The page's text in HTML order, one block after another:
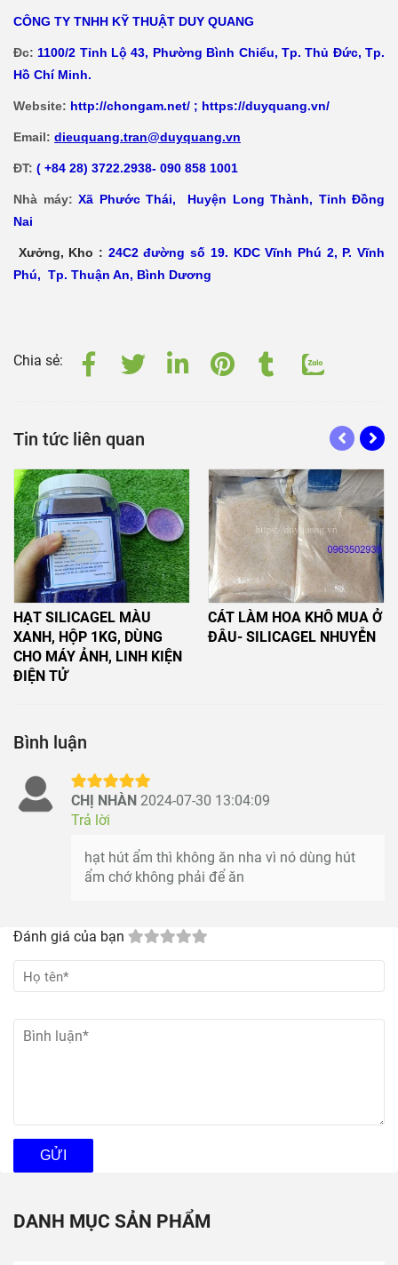
CÔNG TY TNHH KỸ THUẬT DUY QUANG
Đc: 1100/2 Tỉnh Lộ 43, Phường Bình Chiểu, Tp. Thủ Đức, Tp.
Hồ Chí Minh.
Website: http://chongam.net/ ; https://duyquang.vn/
Email: dieuquang.tran@duyquang.vn
ĐT: ( +84 28) 3722.2938- 090 858 1001
Nhà máy: Xã Phước Thái, Huyện Long Thành, Tỉnh Đồng
Nai
Xưởng, Kho : 24C2 đường số 19. KDC Vĩnh Phú 2, P. Vĩnh
Phú, Tp. Thuận An, Bình Dương
Chia sẻ:
Tin tức liên quan
HẠT SILICAGEL MÀU
XANH, HỘP 1KG, DÙNG
CHO MÁY ẢNH, LINH KIỆN
ĐIỆN TỬ
CÁT LÀM HOA KHÔ MUA Ở
ĐÂU- SILICAGEL NHUYỄN
Bình luận
CHỊ NHÀN 2024-07-30 13:04:09
Trả lời
hạt hút ẩm thì không ăn nha vì nó dùng hút
ẩm chớ không phải để ăn
Đánh giá của bạn
GỬI
DANH MỤC SẢN PHẨM